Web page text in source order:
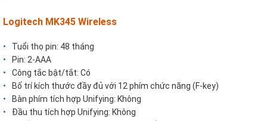
Logitech MK345 Wireless
Tuổi thọ pin: 48 tháng
Pin: 2-AAA
Công tắc bật/tắt: Có
Bố trí kích thước đầy đủ với 12 phím chức năng (F-key)
Bàn phím tích hợp Unifying: Không
Đầu thu tích hợp Unifying: Không